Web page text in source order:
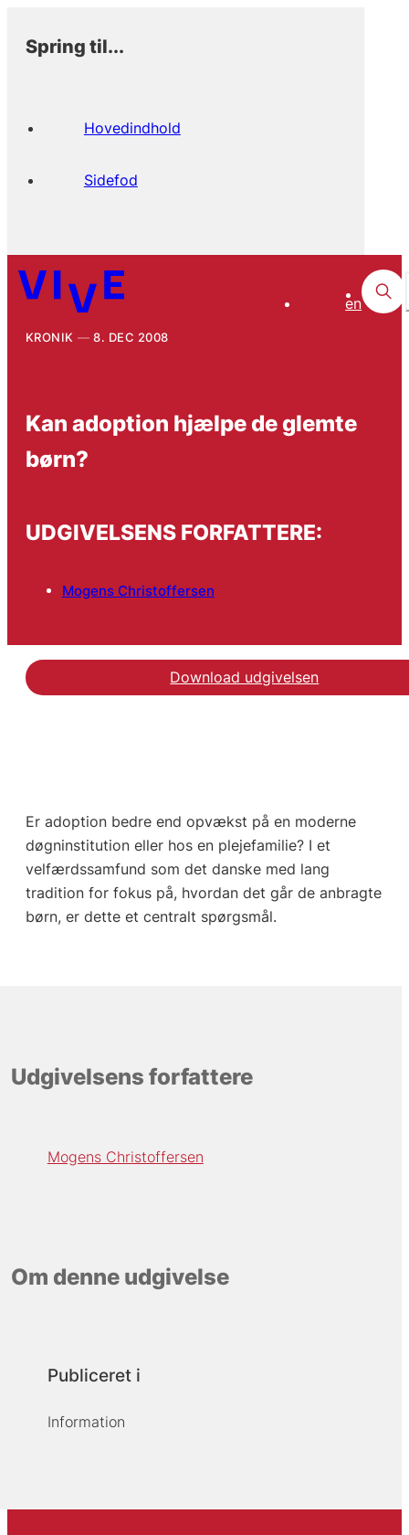
Spring til...
Hovedindhold
Sidefod
en
KRONIK 8. DEC 2008
Kan adoption hjælpe de glemte
børn?
UDGIVELSENS FORFATTERE:
Mogens Christoffersen
Download udgivelsen
Er adoption bedre end opvækst på en moderne
døgninstitution eller hos en plejefamilie? I et
velfærdssamfund som det danske med lang
tradition for fokus på, hvordan det går de anbragte
børn, er dette et centralt spørgsmål.
Udgivelsens forfattere
Mogens Christoffersen
Om denne udgivelse
Publiceret i
Information